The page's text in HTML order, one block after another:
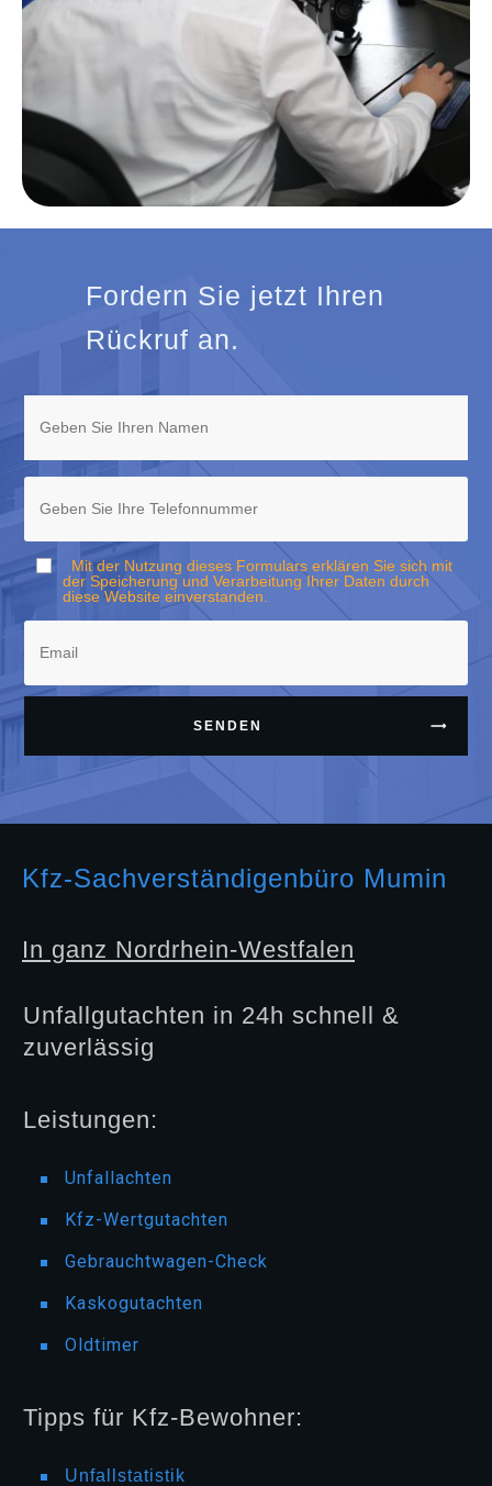
Fordern Sie jetzt Ihren
Rückruf an.
Mit der Nutzung dieses Formulars erklären Sie sich mit
der Speicherung und Verarbeitung Ihrer Daten durch
diese Website einverstanden.
SENDEN
Kfz-Sachverständigenbüro Mumin
In ganz Nordrhein-Westfalen
Unfallgutachten in 24h schnell &
zuverlässig
Leistungen:
Unfallachten
Kfz-Wertgutachten
Gebrauchtwagen-Check
Kaskogutachten
Oldtimer
Tipps für Kfz-Bewohner:
Unfallstatistik